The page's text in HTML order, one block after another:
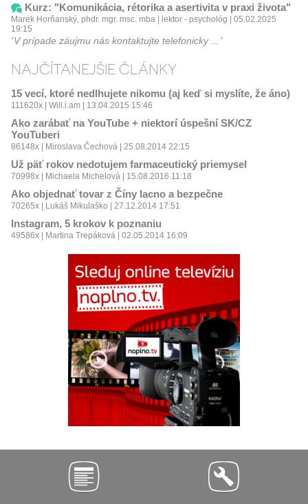
Kurz: "Komunikácia, rétorika a asertivita v praxi života"
Marek Horňanský, phdr. mgr. msc. mba | lektor - psychológ | 05.02.2025
19:15
V prípade záujmu nás kontaktujte telefonicky ...
NAJČÍTANEJŠIE ČLÁNKY
15 vecí, ktoré nedlhujete nikomu (aj keď si myslíte, že áno)
111620x | Will.i.am | 13.04.2015 15:46
Ako zarábať na YouTube + niektorí úspešní SK/CZ
YouTuberi
86148x | Miroslava Čechová | 25.08.2014 22:15
Už päť rokov nedotujem farmaceutický priemysel
70998x | Michaela Michelová | 15.08.2016 11:18
Ako objednať tovar z Číny lacno a bezpečne
70265x | Lukáš Mikulaško | 27.12.2014 17:51
Instagram, 5 krokov k poznaniu
49586x | Martina Trepáková | 02.05.2014 16:09